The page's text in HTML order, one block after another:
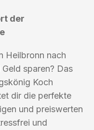
der
Heilbronn nach
sparen? Das
Koch
dir die perfekte
und preiswerten
und